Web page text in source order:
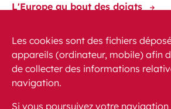
L'Europe au bout des doigts
Les cookies sont des fichiers
appareils (ordinateur, mobile) afin
de collecter des informations
navigation.
Si vous poursuivez votre navigation